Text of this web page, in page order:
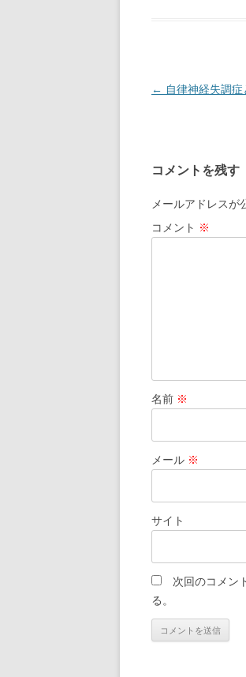
投
ゲ
ー
シ
ョ
← 自律神経失調
コメントを残す
メールアドレスが
コメント ※
名前 ※
メール ※
サイト
次回のコメン
る。